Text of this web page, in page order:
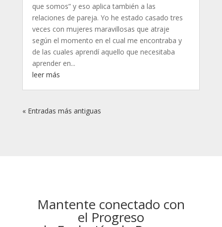
que somos” y eso aplica también a las
relaciones de pareja. Yo he estado casado tres
veces con mujeres maravillosas que atraje
según el momento en el cual me encontraba y
de las cuales aprendí aquello que necesitaba
aprender en...
leer más
« Entradas más antiguas
Mantente conectado con
el Progreso